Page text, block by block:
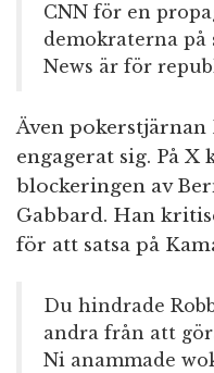
CNN för en
demokraterna på
News är för
Även
engagerat sig. På
blockeringen av
Gabbard. Han
för att satsa på
Du hindrade
andra från att
Ni anammade